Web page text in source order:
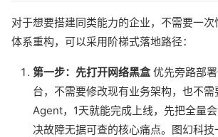
对于想要搭建同类能力的企业，不需要一
体系重构，可以采用阶梯式落地路径：
第一步：先打开网络黑盒优先旁路部
台，不需要修改现有业务架构，也不需
Agent，1天就能完成上线，先把全量
决故障无据可查的核心痛点。图幻科